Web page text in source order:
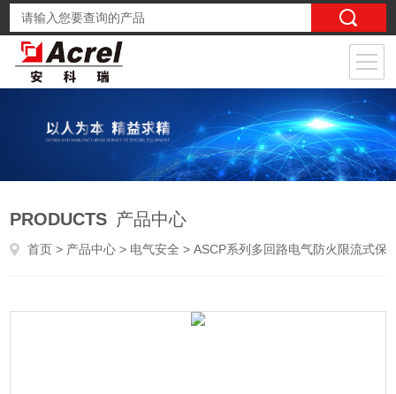
PRODUCTS 产品中心
首页 > 产品中心 > 电气安全 >ASCP系列多回路电气防火限流式保护箱